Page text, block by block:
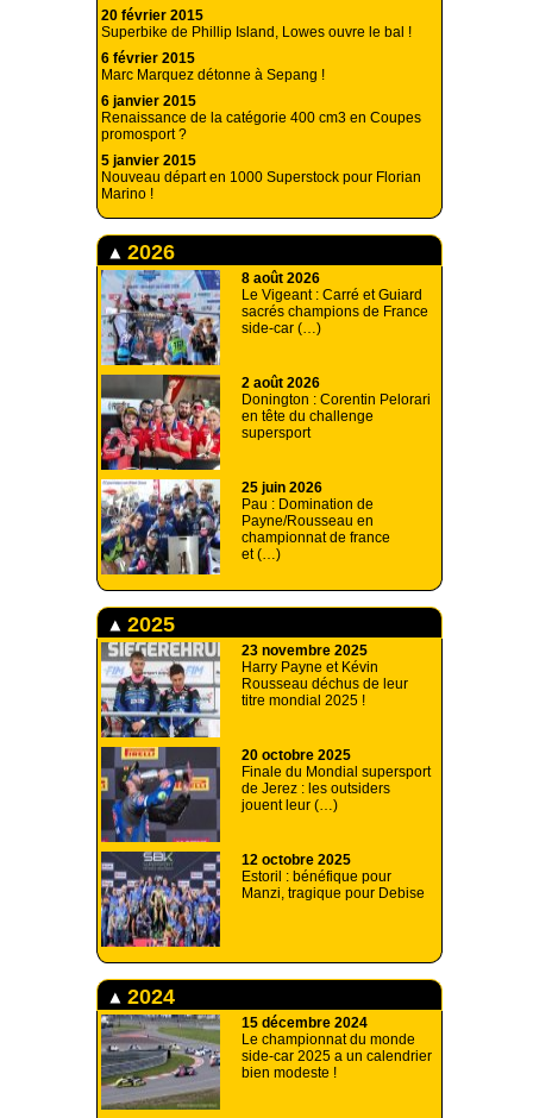
20 février 2015
Superbike de Phillip Island, Lowes ouvre le bal !
6 février 2015
Marc Marquez détonne à Sepang !
6 janvier 2015
Renaissance de la catégorie 400 cm3 en Coupes
promosport ?
5 janvier 2015
Nouveau départ en 1000 Superstock pour Florian
Marino !
2026
8 août 2026
Le Vigeant : Carré et Guiard
sacrés champions de France
side-car (…)
2 août 2026
Donington : Corentin Pelorari
en tête du challenge
supersport
25 juin 2026
Pau : Domination de
Payne/Rousseau en
championnat de france
et (…)
2025
23 novembre 2025
Harry Payne et Kévin
Rousseau déchus de leur
titre mondial 2025 !
20 octobre 2025
Finale du Mondial supersport
de Jerez : les outsiders
jouent leur (…)
12 octobre 2025
Estoril : bénéfique pour
Manzi, tragique pour Debise
2024
15 décembre 2024
Le championnat du monde
side-car 2025 a un calendrier
bien modeste !